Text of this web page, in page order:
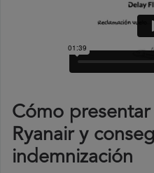
Cómo
Ryanair y
indemnización